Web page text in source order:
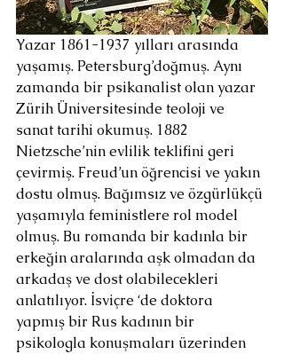
Yazar 1861-1937 yılları arasında
yaşamış. Petersburg’doğmuş. Aynı
zamanda bir psikanalist olan yazar
Zürih Üniversitesinde teoloji ve
sanat tarihi okumuş. 1882
Nietzsche’nin evlilik teklifini geri
çevirmiş. Freud’un öğrencisi ve yakın
dostu olmuş. Bağımsız ve özgürlükçü
yaşamıyla feministlere rol model
olmuş. Bu romanda bir kadınla bir
erkeğin aralarında aşk olmadan da
arkadaş ve dost olabilecekleri
anlatılıyor. İsviçre ‘de doktora
yapmış bir Rus kadının bir
psikologla konuşmaları üzerinden